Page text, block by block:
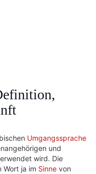
Umgangssprache
und
wird. Die
ja im Sinne von